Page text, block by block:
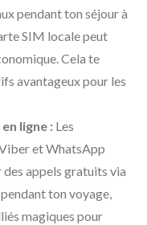
pendant ton séjour à
SIM locale peut
Cela te
avantageux pour les
ligne : Les
et WhatsApp
appels gratuits via
ton voyage,
magiques pour